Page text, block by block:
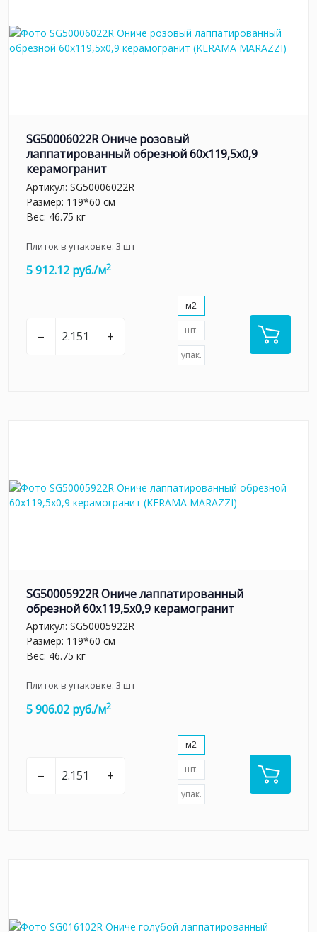
SG50006022R Ониче розовый
лаппатированный обрезной 60x119,5x0,9
керамогранит
Артикул: SG50006022R
Размер: 119*60 см
Вес: 46.75 кг
Плиток в упаковке: 3 шт
5 912.12 руб./м2
– +
м2
шт.
упак.
SG50005922R Ониче лаппатированный
обрезной 60x119,5x0,9 керамогранит
Артикул: SG50005922R
Размер: 119*60 см
Вес: 46.75 кг
Плиток в упаковке: 3 шт
5 906.02 руб./м2
– +
м2
шт.
упак.